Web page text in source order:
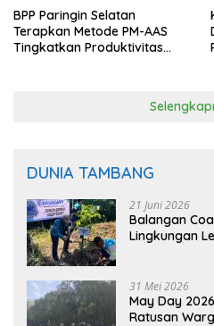
BPP Paringin Selatan
Terapkan Metode PM-AAS
Tingkatkan Produktivitas
DUNIA TAMBANG
21 Juni 2026
Balangan
Lingkungan
31 Mei 2026
May Day
Ratusan